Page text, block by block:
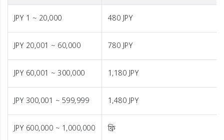
JPY 1 ~ 20,000 480 JPY
JPY 20,001 ~ 60,000 780 JPY
JPY 60,001 ~ 300,000 1,180 JPY
JPY 300,001 ~ 599,999 1,480 JPY
JPY 600,000 ~ 1,000,000 ফ্রি